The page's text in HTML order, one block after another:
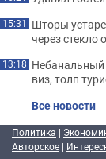
15:31 Шторы
через стекло
13:18 Небанальный
виз, толп
Все новости
Политика |
Авторское |